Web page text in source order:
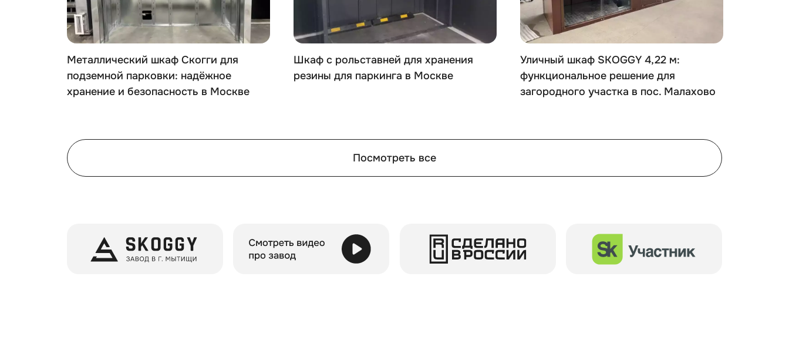
Металлический шкаф Скогги для
подземной парковки: надёжное
хранение и безопасность в Москве
Шкаф с рольставней для хранения
резины для паркинга в Москве
Уличный шкаф SKOGGY 4,22 м:
функциональное решение для
загородного участка в пос. Малахово
Посмотреть все